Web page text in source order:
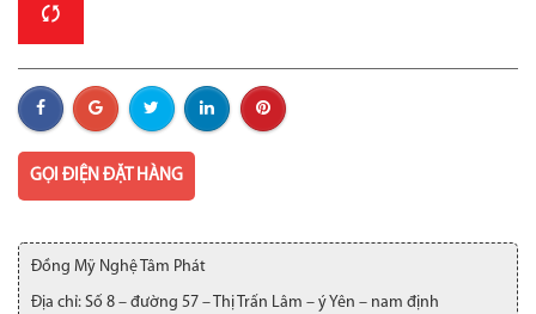
GỌI ĐIỆN ĐẶT HÀNG
Đồng Mỹ Nghệ Tâm Phát
Địa chỉ: Số 8 – đường 57 – Thị Trấn Lâm – ý Yên – nam định